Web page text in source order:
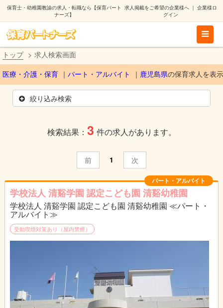
保育士・幼稚園教諭の求人・転職なら【保育パート
ナーズ】
求人掲載をご希望の企業様へ｜ 企業様ロ
グイン
トップ 求人検索画面
医療・介護・保育 パート・アルバイト 鹿児島県の保育求人を表
絞り込み検索
検索結果： 3 件の求人があります。
前 1 次
パート・アルバイト
学校法人 清谿学園 認定こども園 清谿幼稚園
学校法人 清谿学園 認定こども園 清谿幼稚園 ≪パート・
アルバイト≫
受動喫煙対策あり（屋内禁煙）